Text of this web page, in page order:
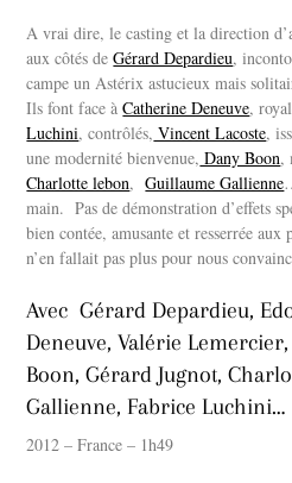
A vrai dire, le casting et la direction
aux côtés deGérard Depardieu,
campe un Astérix astucieux mais
Ils font face àCatherine Deneuve,
Luchini, contrôlés, Vincent Lacoste,
une modernité bienvenue, Dany Boon,
Charlotte lebon,Guillaume Gallienne
main. Pas de démonstration d’effets
bien contée, amusante et resserrée aux
n’en fallait pas plus pour nous
Avec Gérard Depardieu,
Deneuve, Valérie
Boon, Gérard Jugnot,
Gallienne, Fabrice Luchini…
2012 – France – 1h49